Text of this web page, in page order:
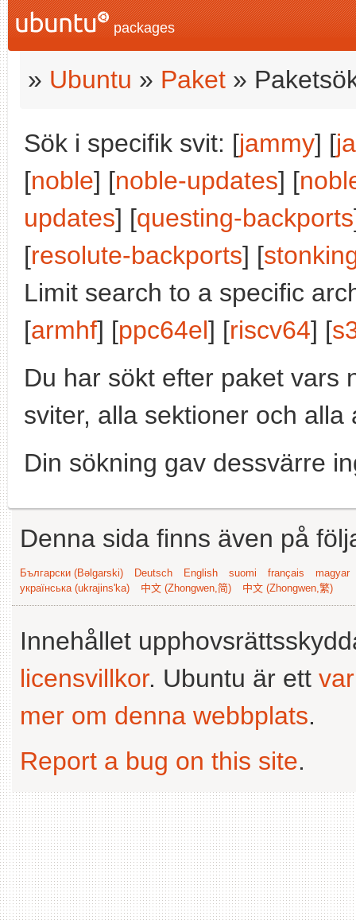
packages
» Ubuntu » Paket »
Sök i specifik svit: [jammy] [
[noble] [noble-updates] [
updates] [questing-backports
[resolute-backports] [
Limit search to a specific
[armhf] [ppc64el] [riscv64] [
Du har sökt efter paket vars
sviter, alla sektioner och alla
Din sökning gav dessvärre
Denna sida finns även på
Български (Bəlgarski) Deutsch English suomi français
magyar
українська (ukrajins'ka)
中文 (Zhongwen,简) 中文 (Zhongwen,繁)
Innehållet
licensvillkor. Ubuntu är ett
mer om denna webbplats.
Report a bug on this site.